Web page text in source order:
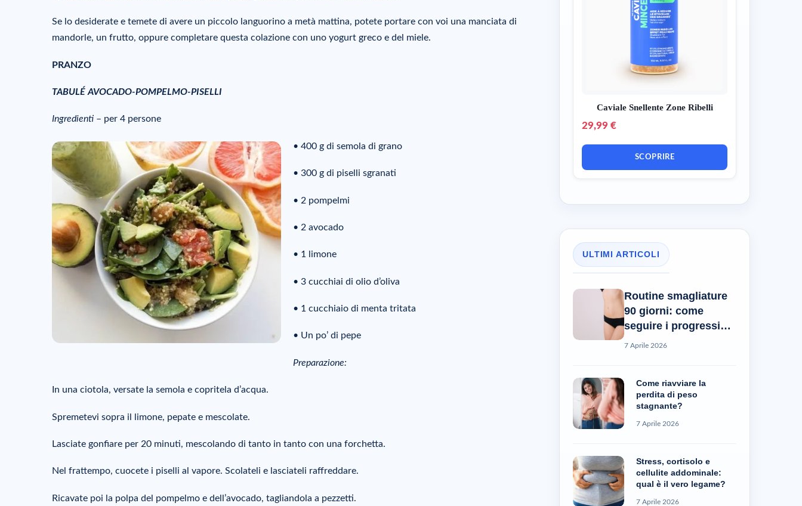
Se lo desiderate e temete di avere un piccolo languorino a metà mattina, potete portare con voi una manciata di
mandorle, un frutto, oppure completare questa colazione con uno yogurt greco e del miele.
PRANZO
TABULÉ AVOCADO-POMPELMO-PISELLI
Ingredienti – per 4 persone
• 400 g di semola di grano
• 300 g di piselli sgranati
• 2 pompelmi
• 2 avocado
• 1 limone
• 3 cucchiai di olio d’oliva
• 1 cucchiaio di menta tritata
• Un po’ di pepe
Preparazione:
In una ciotola, versate la semola e copritela d’acqua.
Spremetevi sopra il limone, pepate e mescolate.
Lasciate gonfiare per 20 minuti, mescolando di tanto in tanto con una forchetta.
Nel frattempo, cuocete i piselli al vapore. Scolateli e lasciateli raffreddare.
Ricavate poi la polpa del pompelmo e dell’avocado, tagliandola a pezzetti.
Caviale Snellente Zone Ribelli
29,99 €
SCOPRIRE
ULTIMI ARTICOLI
Routine smagliature
90 giorni: come
seguire i progressi
reali?
7 Aprile 2026
Come riavviare la
perdita di peso
stagnante?
7 Aprile 2026
Stress, cortisolo e
cellulite addominale:
qual è il vero legame?
7 Aprile 2026